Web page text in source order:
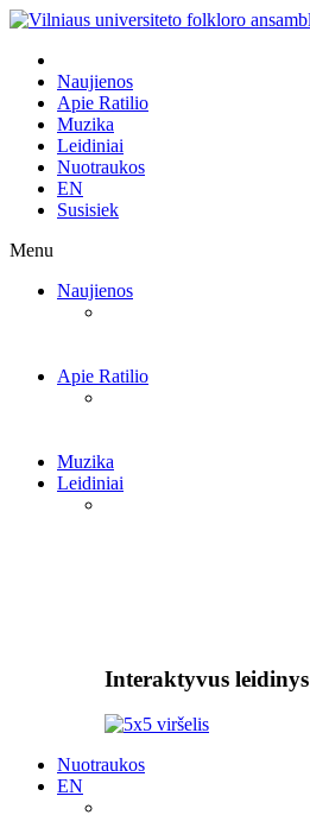
Naujienos
Apie Ratilio
Muzika
Leidiniai
Nuotraukos
EN
Susisiek
Menu
Naujienos
Apie Ratilio
Muzika
Leidiniai
Interaktyvus leidinys
Nuotraukos
EN